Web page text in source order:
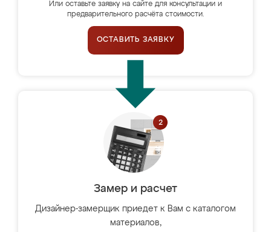
Или оставьте заявку на сайте для консультации и
предварительного расчёта стоимости.
ОСТАВИТЬ ЗАЯВКУ
Замер и расчет
Дизайнер-замерщик приедет к Вам с каталогом
материалов,